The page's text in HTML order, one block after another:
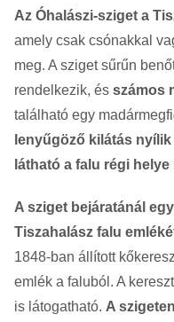
Az Óhalászi-sziget a
amely csak csónakkal
meg. A sziget sűrűn
rendelkezik, és számos
található egy
lenyűgöző kilátás
látható a falu régi helye
A sziget bejáratánál
Tiszahalász falu
1848-ban állított
emlék a faluból. A
is látogatható. A